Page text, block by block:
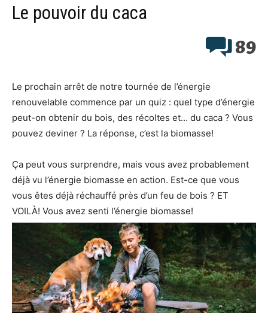
Le pouvoir du caca
89
Le prochain arrêt de notre tournée de l’énergie
renouvelable commence par un quiz : quel type d’énergie
peut-on obtenir du bois, des récoltes et… du caca ? Vous
pouvez deviner ? La réponse, c’est la biomasse!
Ça peut vous surprendre, mais vous avez probablement
déjà vu l’énergie biomasse en action. Est-ce que vous
vous êtes déjà réchauffé près d’un feu de bois ? ET
VOILÀ! Vous avez senti l’énergie biomasse!